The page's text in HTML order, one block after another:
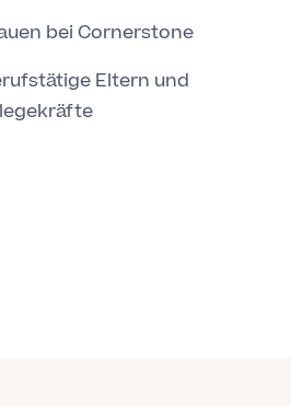
bei Cornerstone
Eltern und